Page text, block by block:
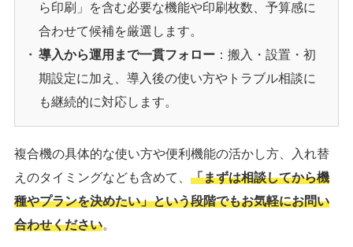
ら印刷」を含む必要な機能や印刷枚数、予算感に
合わせて候補を厳選します。
導入から運用まで一貫フォロー：搬入・設置・初
期設定に加え、導入後の使い方やトラブル相談に
も継続的に対応します。
複合機の具体的な使い方や便利機能の活かし方、入れ替
えのタイミングなども含めて、 「まずは相談してから機
種やプランを決めたい」という段階でもお気軽にお問い
合わせください。